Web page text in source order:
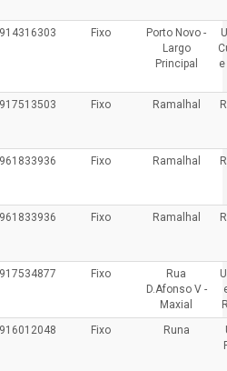
914316303 Fixo
Porto Novo -
Largo
Principal
917513503 Fixo Ramalhal
961833936 Fixo Ramalhal
961833936 Fixo Ramalhal
917534877 Fixo
Rua
D.Afonso V -
Maxial
916012048 Fixo Runa